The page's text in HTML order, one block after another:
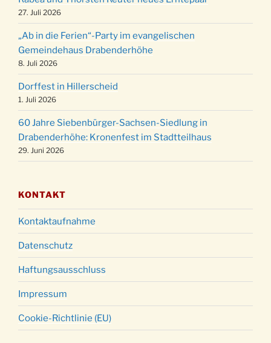
24.12. Familiengottesdienst in der FeG um 16 Uhr
24.12.
Weihnachtsgottesdienst in der Kirche um
15:00 Uhr
24.12.
Weihnachtsgottesdienst in der Kirche um
18:00 Uhr
24.12.
Christmette mit der ev. Jugend in der Kirche
um 23:00 Uhr
31.12.
Gottesdienst zu Silvester in der Kirche um
18:00 Uhr
27. Juli 2026
„Ab in die Ferien“-Party im evangelischen
Gemeindehaus Drabenderhöhe
8. Juli 2026
Dorffest in Hillerscheid
1. Juli 2026
60 Jahre Siebenbürger-Sachsen-Siedlung in
Drabenderhöhe: Kronenfest im Stadtteilhaus
29. Juni 2026
KONTAKT
Kontaktaufnahme
Datenschutz
Haftungsausschluss
Impressum
Cookie-Richtlinie (EU)